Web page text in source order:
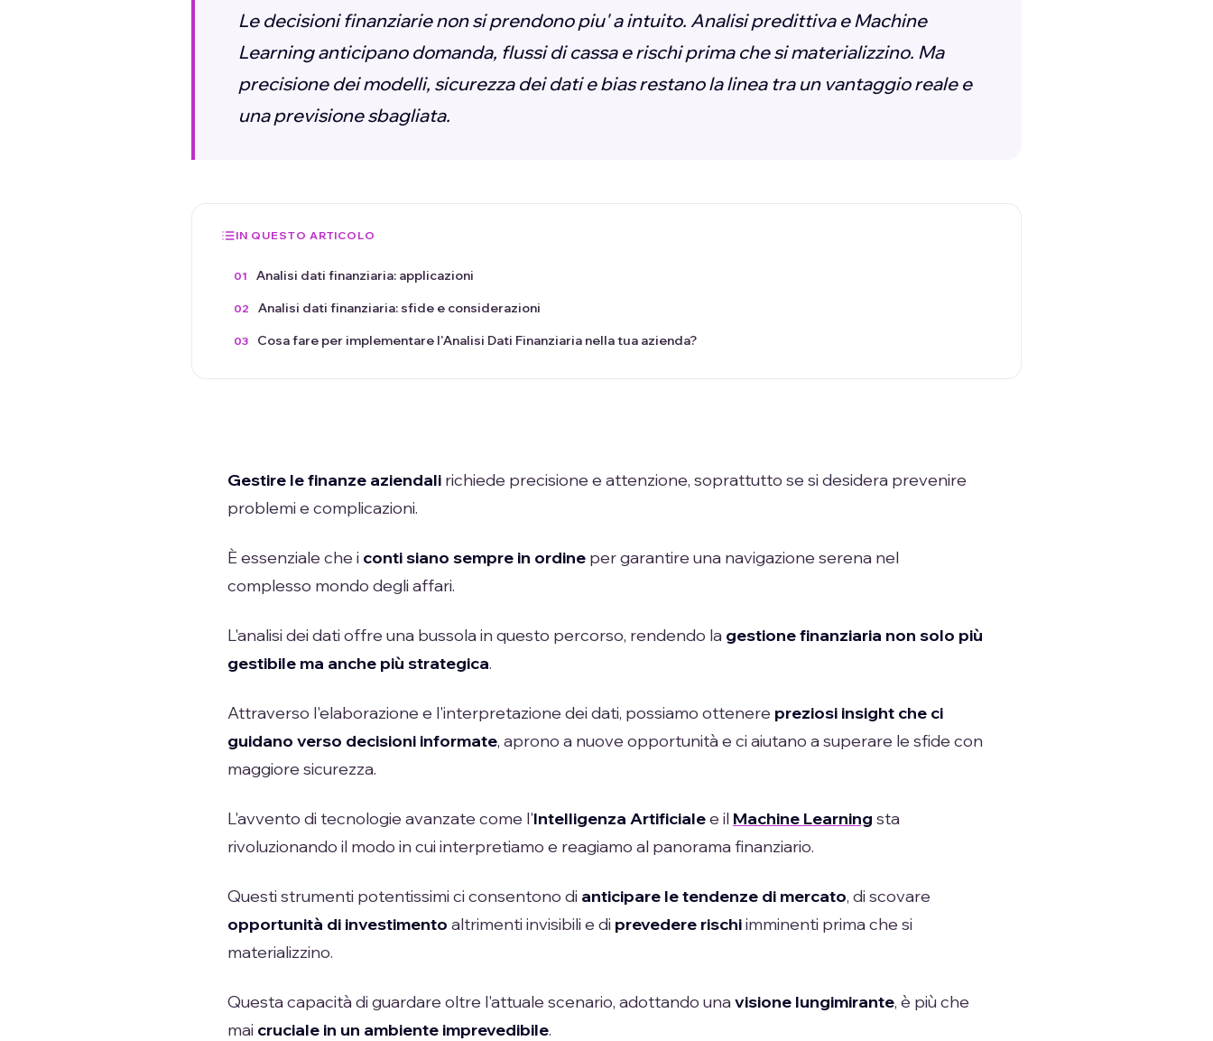
Le decisioni finanziarie non si prendono piu' a intuito. Analisi predittiva e Machine
Learning anticipano domanda, flussi di cassa e rischi prima che si materializzino. Ma
precisione dei modelli, sicurezza dei dati e bias restano la linea tra un vantaggio reale e
una previsione sbagliata.
IN QUESTO ARTICOLO
Analisi dati finanziaria: applicazioni
Analisi dati finanziaria: sfide e considerazioni
Cosa fare per implementare l'Analisi Dati Finanziaria nella tua azienda?
Gestire le finanze aziendali richiede precisione e attenzione, soprattutto se si desidera prevenire
problemi e complicazioni.
È essenziale che i conti siano sempre in ordine per garantire una navigazione serena nel
complesso mondo degli affari.
L'analisi dei dati offre una bussola in questo percorso, rendendo la gestione finanziaria non solo più
gestibile ma anche più strategica.
Attraverso l'elaborazione e l'interpretazione dei dati, possiamo ottenere preziosi insight che ci
guidano verso decisioni informate, aprono a nuove opportunità e ci aiutano a superare le sfide con
maggiore sicurezza.
L'avvento di tecnologie avanzate come l'Intelligenza Artificialee il Machine Learning sta
rivoluzionando il modo in cui interpretiamo e reagiamo al panorama finanziario.
Questi strumenti potentissimi ci consentono di anticipare le tendenze di mercato, di scovare
opportunità di investimento altrimenti invisibili e di prevedere rischiimminenti prima che si
materializzino.
Questa capacità di guardare oltre l'attuale scenario, adottando unavisione lungimirante, è più che
mai cruciale in un ambiente imprevedibile.